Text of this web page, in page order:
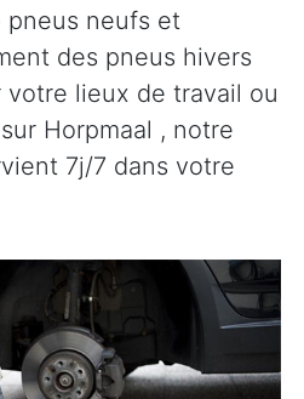
pneus neufs et
des pneus hivers
votre lieux de travail ou
Horpmaal , notre
7j/7 dans votre